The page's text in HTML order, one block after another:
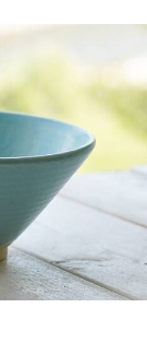
鍋で炊いたツヤ
ロンとかわい